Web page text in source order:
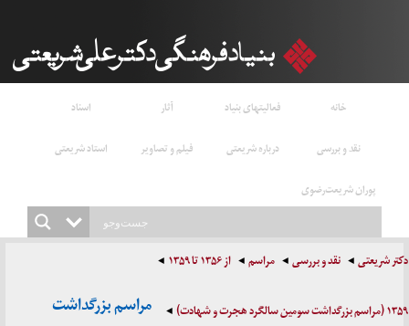
خانه فعالیتهای بنیاد آثار
اسناد
نقد و بررسی
درباره شریعتی فیلم و تصاویر
استاد شریعتی
پوران شریعت‌رضوی
دکتر شریعتی نقد و بررسی مراسم از ۱۳۵۶ تا ۱۳۵۹
۱۳۵۹ (مراسم بزرگداشت سومین سالگرد هجرت و شهادت)
مراسم بزرگداشت